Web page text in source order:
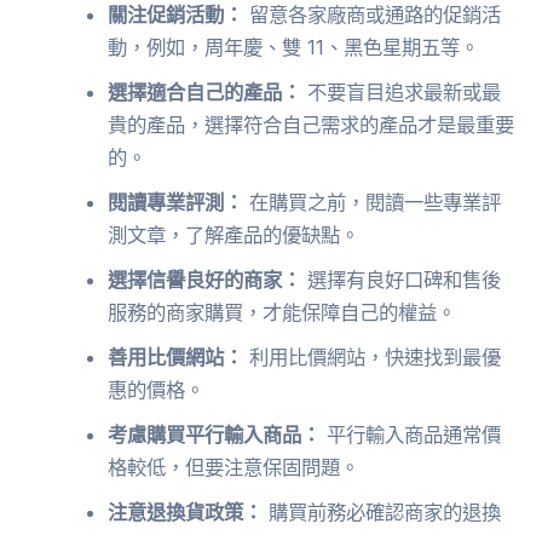
關注促銷活動： 留意各家廠商或通路的促銷活
動，例如，周年慶、雙 11、黑色星期五等。
選擇適合自己的產品： 不要盲目追求最新或最
貴的產品，選擇符合自己需求的產品才是最重要
的。
閱讀專業評測： 在購買之前，閱讀一些專業評
測文章，了解產品的優缺點。
選擇信譽良好的商家： 選擇有良好口碑和售後
服務的商家購買，才能保障自己的權益。
善用比價網站： 利用比價網站，快速找到最優
惠的價格。
考慮購買平行輸入商品： 平行輸入商品通常價
格較低，但要注意保固問題。
注意退換貨政策： 購買前務必確認商家的退換